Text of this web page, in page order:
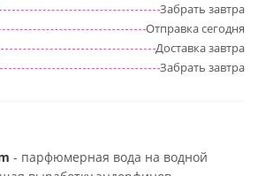
Забрать завтра
Отправкасегодня
Доставказавтра
Забрать завтра
- парфюмерная вода на водной